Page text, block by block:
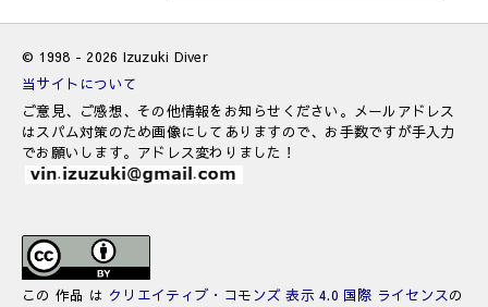
© 1998 - 2026 Izuzuki Diver
当サイトについて
ご意見、ご感想、その他情報をお知らせください。メールアドレス
はスパム対策のため画像にしてありますので、お手数ですが手入力
でお願いします。アドレス変わりました！
この 作品 は クリエイティブ・コモンズ 表示 4.0 国際 ライセンスの